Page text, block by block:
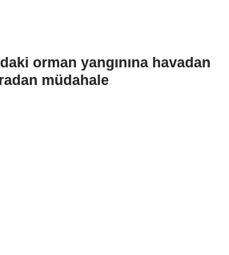
orman yangınına havadan
müdahale